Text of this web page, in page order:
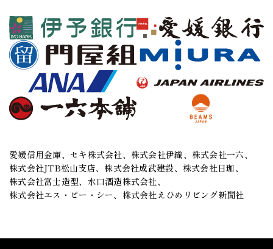
愛媛信用金庫、 セキ株式会社、 株式会社伊織、 株式会社一六、
株式会社JTB松山支店、 株式会社成武建設、 株式会社日珈、
株式会社富士造型、 水口酒造株式会社、
株式会社エス・ピー・シー、 株式会社えひめリビング新聞社